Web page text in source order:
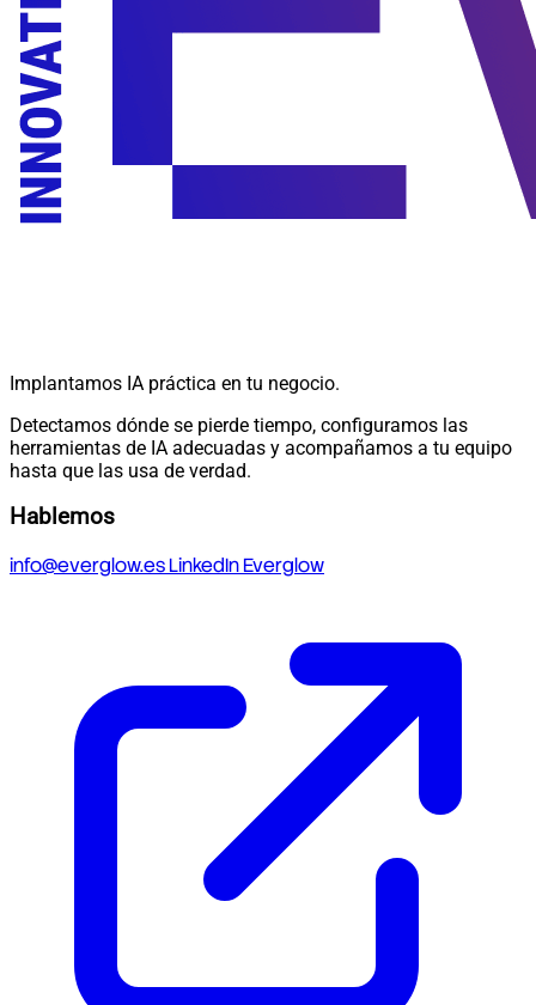
Implantamos IA práctica en tu negocio.
Detectamos dónde se pierde tiempo, configuramos las
herramientas de IA adecuadas y acompañamos a tu equipo
hasta que las usa de verdad.
Hablemos
info@everglow.esLinkedIn Everglow